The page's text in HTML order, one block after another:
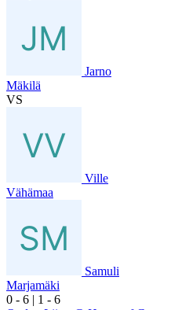
Jarno
Mäkilä
VS
Ville
Vähämaa
Samuli
Marjamäki
0 - 6 | 1 - 6